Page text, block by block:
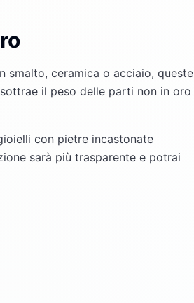
smalto, ceramica o acciaio, queste
il peso delle parti non in oro
con pietre incastonate
sarà più trasparente e potrai